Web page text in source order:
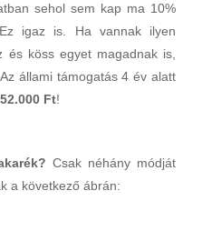
sehol sem kap ma 10%
igaz is. Ha vannak ilyen
és köss egyet magadnak is,
állami támogatás 4 év alatt
Ft!
Csak néhány módját
a következő ábrán: